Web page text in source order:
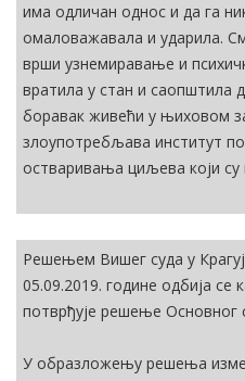
има одличан однос и да га
омаловажавала и ударила.
врши узнемиравање и
вратила у стан и саопштила
боравак живећи у њиховом
злоупотребљава институт
остваривања циљева који су
Решењем Вишег суда у
05.09.2019. године одбија
потврђује решење Основног
У образложењу решења